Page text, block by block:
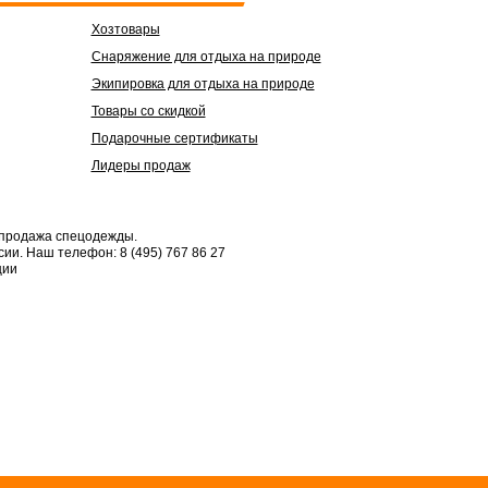
Хозтовары
Снаряжение для отдыха на природе
Экипировка для отдыха на природе
Товары со скидкой
Подарочные сертификаты
Лидеры продаж
спецодежды.
Наш телефон: 8 (495) 767 86 27